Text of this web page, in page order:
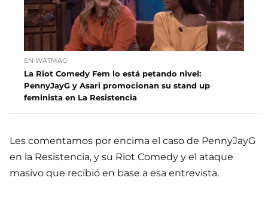
EN WATMAG
La Riot Comedy Fem lo está petando nivel:
PennyJayG y Asari promocionan su stand up
feminista en La Resistencia
Les comentamos por encima el caso de PennyJayG
en la Resistencia, y su Riot Comedy y el ataque
masivo que recibió en base a esa entrevista.